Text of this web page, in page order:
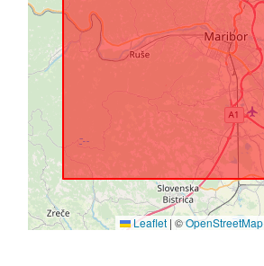
Leaflet | ©OpenStreetMap